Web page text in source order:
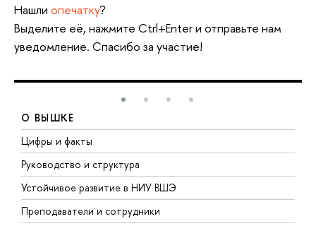
Нашли опечатку?
Выделите её, нажмите Ctrl+Enter и отправьте нам
уведомление. Спасибо за участие!
О ВЫШКЕ
Цифры и факты
Руководство и структура
Устойчивое развитие в НИУ ВШЭ
Преподаватели и сотрудники